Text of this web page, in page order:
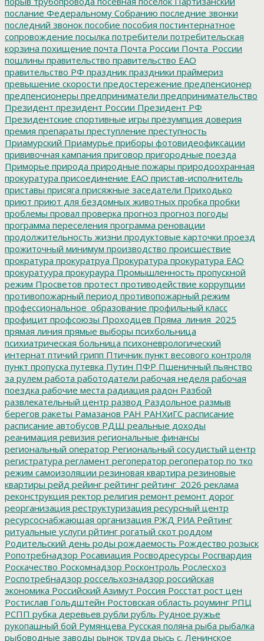
послание Федеральному Собранию последние звонки
последний звонок пособие пособия постинтернатное
сопровождение посылка потребители потребительская
корзина похищение почта Почта России Почта_России
пошлины правительство правительство ЕАО
правительство РФ праздник праздники праймериз
превышение скорости предостережение предпенсионер
предпенсионеры предприниматели предпринимательство
Президент президент России Президент РФ
Президентские спортивные игры презумпция доверия
премия препараты преступление преступность
Приамурский Приамурье приборы фотовидеофиксации
прививочная кампания приговор пригородные поезда
Приморье природа природные пожары природоохранная
прокуратура присоединение ЕАО пристав-исполнитель
приставы присяга присяжные заседатели Приходько
приют приют для бездомных животных пробка пробки
проблемы провал проверка прогноз прогноз погоды
программа переселения программа реновации
продолжительность жизни продуктовые карточки проезд
прожиточный минимум производство происшествие
прократура прокуратруа Прокуратура прокуратура ЕАО
прокуратуура прокураура Промышленность пропускной
режим Просветов протест противодействие коррупции
противопожарный период противопожарный режим
профессиональное_образование профильный класс
профицит профсоюзы Проходцев Пряма_линия_2025
прямая линия прямые выборы психбольница
психиатрическая больница психоневрологический
интернат птичий грипп Птичник пункт весового контроля
пункт пропуска путевка Путин ПФР Пшеничный пьянство
за рулем работа работодатели рабочая неделя рабочая
поездка рабочие места радиация радон Разбой
развлекательный центр развод Раздольное размыв
берегов ракеты Рамазанов РАН РАНХиГС расписание
расписание автобусов РДШ реальные доходы
реанимация ревизия региональные финансы
региональный оператор Региональный сосудистый центр
регистратура регламент регоператор регоператор по тко
режим самоизоляции резиновая квартира резиновые
квартиры рейд рейинг рейтинг рейтинг_2026 реклама
реконструкция ректор религия ремонт ремонт дорог
реорганизация реструктуризация ресурсный центр
ресурсоснабжающая организация РЖД РИА Рейтинг
ритуальные услуги рйтинг рогатый скот роддом
Родительский день роды рождаемость Рождество розыск
Ропотребнадзор Росавиация Росводресурсы Росгвардия
Роскачество Роскомнадзор Росконтроль Рослесхоз
Роспотребнадзор россельхознадзор российская
экономика Российский Азимут Россия Росстат рост цен
Ростислав Гольдштейн Ростовская область роуминг РПЦ
РСПП рубка деревьев рубли рубль Рудное ружье
рукопашный бой Румянцева Русская поляна рыба рыбалка
рыбоводные заводы рынок труда рысь с. Ленинское